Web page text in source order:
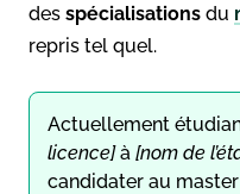
des spécialisations du
repris tel quel.
Actuellement
licence]à [nom de
candidater au master